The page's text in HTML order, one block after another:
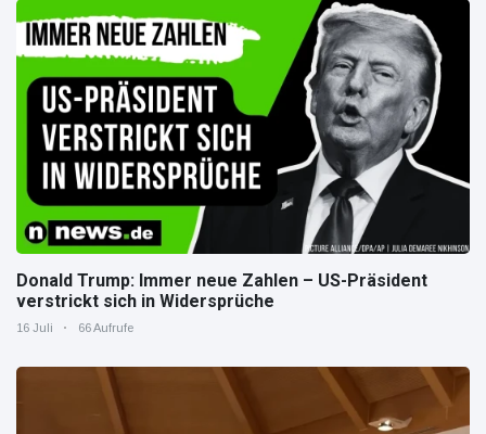
Donald Trump: Immer neue Zahlen – US-Präsident
verstrickt sich in Widersprüche
16 Juli 66 Aufrufe